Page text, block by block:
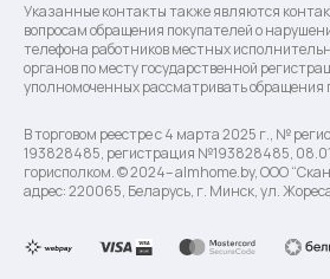
Указанные контакты также являются
вопросам обращения покупателей о
телефона работников местных
органов по месту государственной
уполномоченных рассматривать обращения
В торговом реестре с 4 марта 2025 г., №
193828485, регистрация №193828485,
горисполком. © 2024– almhome.by, ООО
адрес: 220065, Беларусь, г. Минск, ул.